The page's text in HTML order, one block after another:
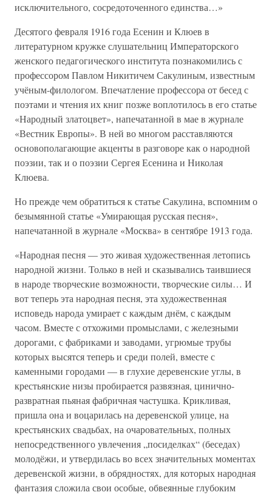
исключительного, сосредоточенного единства…»
Десятого февраля 1916 года Есенин и Клюев в
литературном кружке слушательниц Императорского
женского педагогического института познакомились с
профессором Павлом Никитичем Сакулиным, известным
учёным-филологом. Впечатление профессора от бесед с
поэтами и чтения их книг позже воплотилось в его статье
«Народный златоцвет», напечатанной в мае в журнале
«Вестник Европы». В ней во многом расставляются
основополагающие акценты в разговоре как о народной
поэзии, так и о поэзии Сергея Есенина и Николая
Клюева.
Но прежде чем обратиться к статье Сакулина, вспомним о
безымянной статье «Умирающая русская песня»,
напечатанной в журнале «Москва» в сентябре 1913 года.
«Народная песня — это живая художественная летопись
народной жизни. Только в ней и сказывались таившиеся
в народе творческие возможности, творческие силы… И
вот теперь эта народная песня, эта художественная
исповедь народа умирает с каждым днём, с каждым
часом. Вместе с отхожими промыслами, с железными
дорогами, с фабриками и заводами, угрюмые трубы
которых высятся теперь и среди полей, вместе с
каменными городами — в глухие деревенские углы, в
крестьянские низы пробирается развязная, цинично-
развратная пьяная фабричная частушка. Крикливая,
пришла она и воцарилась на деревенской улице, на
крестьянских свадьбах, на очаровательных, полных
непосредственного увлечения „посиделках“ (беседах)
молодёжи, и утвердилась во всех значительных моментах
деревенской жизни, в обрядностях, для которых народная
фантазия сложила свои особые, обвеянные глубоким